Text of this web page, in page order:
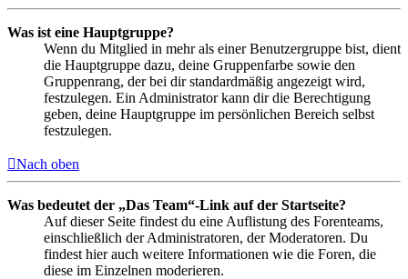
Was ist eine Hauptgruppe?
Wenn du Mitglied in mehr als einer Benutzergruppe bist, dient
die Hauptgruppe dazu, deine Gruppenfarbe sowie den
Gruppenrang, der bei dir standardmäßig angezeigt wird,
festzulegen. Ein Administrator kann dir die Berechtigung
geben, deine Hauptgruppe im persönlichen Bereich selbst
festzulegen.
Nach oben
Was bedeutet der „Das Team“-Link auf der Startseite?
Auf dieser Seite findest du eine Auflistung des Forenteams,
einschließlich der Administratoren, der Moderatoren. Du
findest hier auch weitere Informationen wie die Foren, die
diese im Einzelnen moderieren.